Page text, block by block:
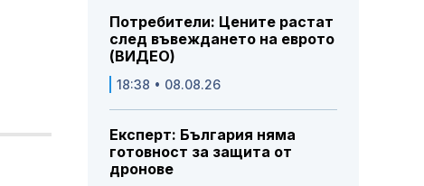
Потребители: Цените растат
след въвеждането на еврото
(ВИДЕО)
18:38 • 08.08.26
Експерт: България няма
готовност за защита от
дронове